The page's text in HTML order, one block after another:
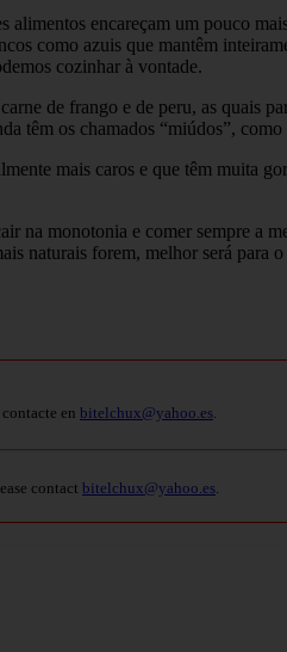
encareçam um pouco
como azuis que mantêm
cozinhar à vontade.
de frango e de peru, as quais
têm os chamados “miúdos”,
mais caros e que têm muita
na monotonia e comer sempre a
naturais forem, melhor será
en bitelchux@yahoo.es
contact bitelchux@yahoo.es